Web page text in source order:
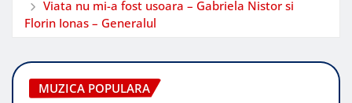
Viata nu mi-a fost usoara – Gabriela Nistor si
Florin Ionas – Generalul
MUZICA POPULARA